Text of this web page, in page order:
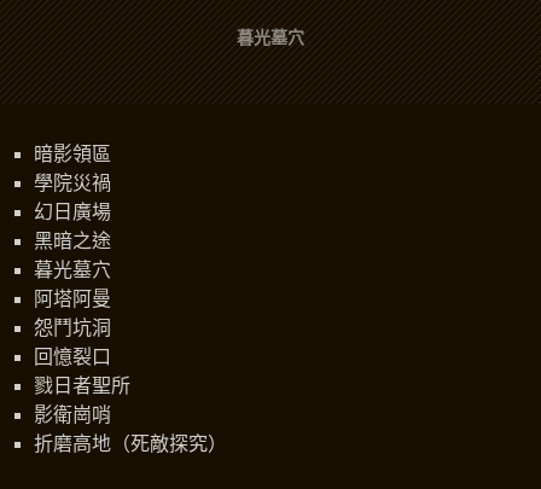
暮光墓穴
暗影領區
學院災禍
幻日廣場
黑暗之途
暮光墓穴
阿塔阿曼
怨鬥坑洞
回憶裂口
戮日者聖所
影衛崗哨
折磨高地（死敵探究）